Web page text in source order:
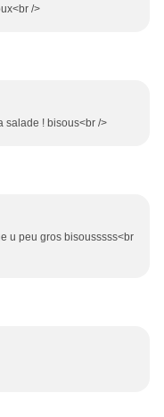
/>
salade ! bisous<br />
u peu gros bisousssss<br